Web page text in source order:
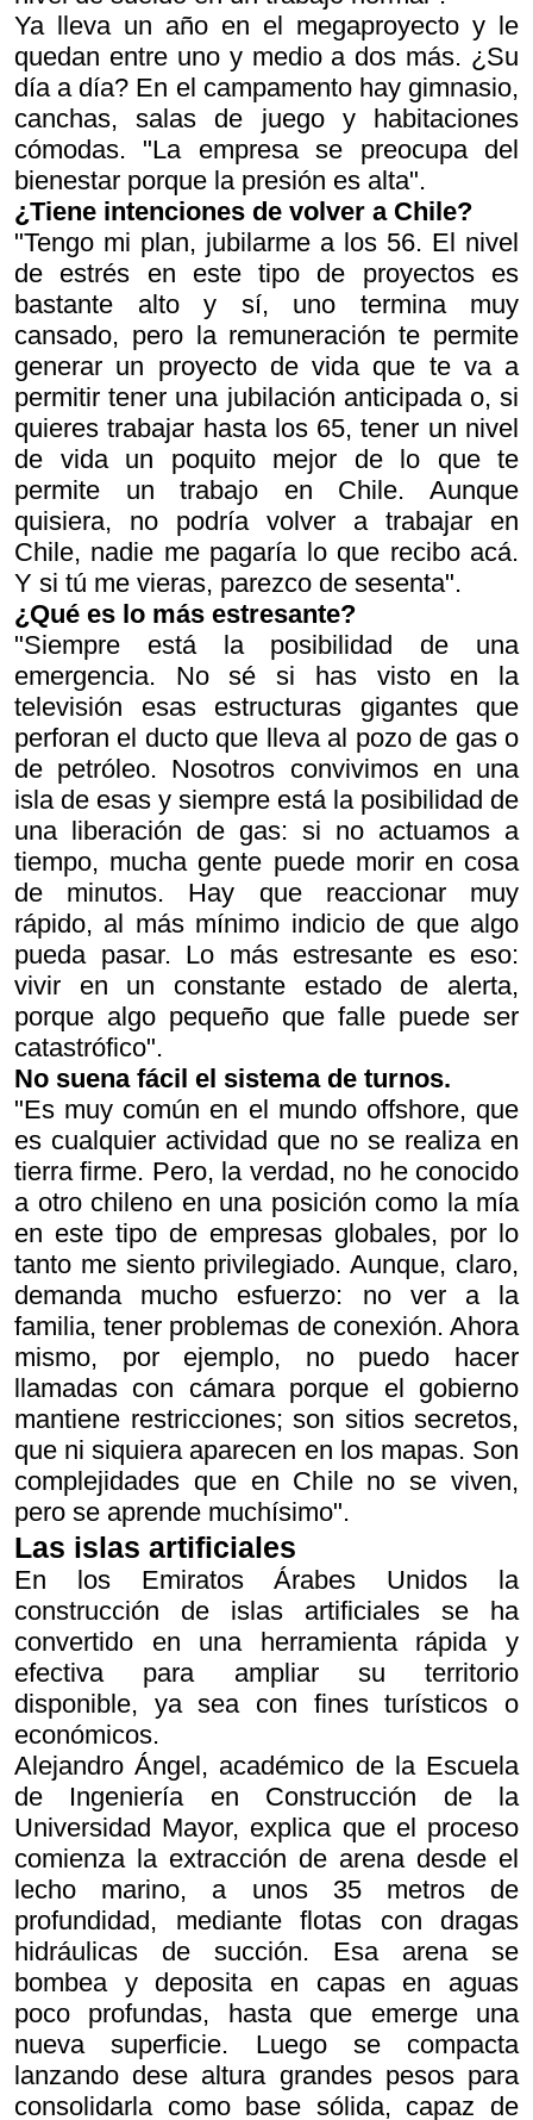
Ya lleva un año en el megaproyecto y le
quedan entre uno y medio a dos más. ¿Su
día a día? En el campamento hay gimnasio,
canchas, salas de juego y habitaciones
cómodas. "La empresa se preocupa del
bienestar porque la presión es alta".
¿Tiene intenciones de volver a Chile?
"Tengo mi plan, jubilarme a los 56. El nivel
de estrés en este tipo de proyectos es
bastante alto y sí, uno termina muy
cansado, pero la remuneración te permite
generar un proyecto de vida que te va a
permitir tener una jubilación anticipada o, si
quieres trabajar hasta los 65, tener un nivel
de vida un poquito mejor de lo que te
permite un trabajo en Chile. Aunque
quisiera, no podría volver a trabajar en
Chile, nadie me pagaría lo que recibo acá.
Y si tú me vieras, parezco de sesenta".
¿Qué es lo más estresante?
"Siempre está la posibilidad de una
emergencia. No sé si has visto en la
televisión esas estructuras gigantes que
perforan el ducto que lleva al pozo de gas o
de petróleo. Nosotros convivimos en una
isla de esas y siempre está la posibilidad de
una liberación de gas: si no actuamos a
tiempo, mucha gente puede morir en cosa
de minutos. Hay que reaccionar muy
rápido, al más mínimo indicio de que algo
pueda pasar. Lo más estresante es eso:
vivir en un constante estado de alerta,
porque algo pequeño que falle puede ser
catastrófico".
No suena fácil el sistema de turnos.
"Es muy común en el mundo offshore, que
es cualquier actividad que no se realiza en
tierra firme. Pero, la verdad, no he conocido
a otro chileno en una posición como la mía
en este tipo de empresas globales, por lo
tanto me siento privilegiado. Aunque, claro,
demanda mucho esfuerzo: no ver a la
familia, tener problemas de conexión. Ahora
mismo, por ejemplo, no puedo hacer
llamadas con cámara porque el gobierno
mantiene restricciones; son sitios secretos,
que ni siquiera aparecen en los mapas. Son
complejidades que en Chile no se viven,
pero se aprende muchísimo".
Las islas artificiales
En los Emiratos Árabes Unidos la
construcción de islas artificiales se ha
convertido en una herramienta rápida y
efectiva para ampliar su territorio
disponible, ya sea con fines turísticos o
económicos.
Alejandro Ángel, académico de la Escuela
de Ingeniería en Construcción de la
Universidad Mayor, explica que el proceso
comienza la extracción de arena desde el
lecho marino, a unos 35 metros de
profundidad, mediante flotas con dragas
hidráulicas de succión. Esa arena se
bombea y deposita en capas en aguas
poco profundas, hasta que emerge una
nueva superficie. Luego se compacta
lanzando dese altura grandes pesos para
consolidarla como base sólida, capaz de